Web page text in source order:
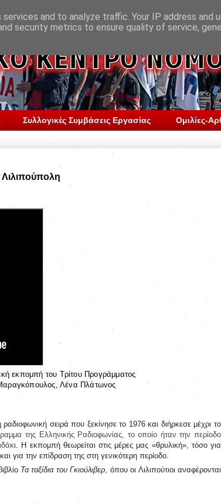
Συλλογικές Συμβάσεις Εργασίας Ομιλίες-
εκπομπή του Τρίτου Προγράμματος
Λένα Πλάτωνος
ραδιοφωνική σειρά που ξεκίνησε το 1976 και διήρκεσε μέχρι το
της Ελληνικής Ραδιοφωνίας , το οποίο ήταν την περίοδο
ι . Η εκπομπή θεωρείται στις μέρες μας «θρυλική», τόσο για
για την επίδραση της στη γενικότερη περίοδο.
Τα ταξίδια του Γκιούλιβερ, όπου οι Λιλιπούτιοι αναφέρονται
and to analyze traffic. Your IP address and
security metrics to ensure quality of service,